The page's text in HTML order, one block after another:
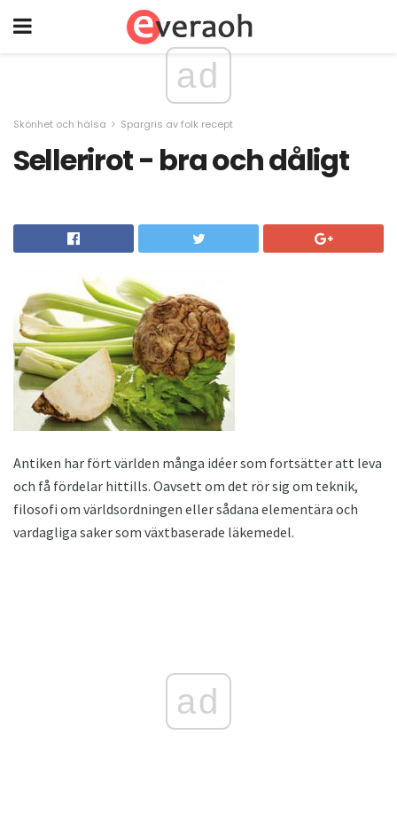
ad
Skönhet och hälsa Spargris av folk recept
Sellerirot - bra och dåligt
Antiken har fört världen många idéer som fortsätter att leva
och få fördelar hittills. Oavsett om det rör sig om teknik,
filosofi om världsordningen eller sådana elementära och
vardagliga saker som växtbaserade läkemedel.
ad